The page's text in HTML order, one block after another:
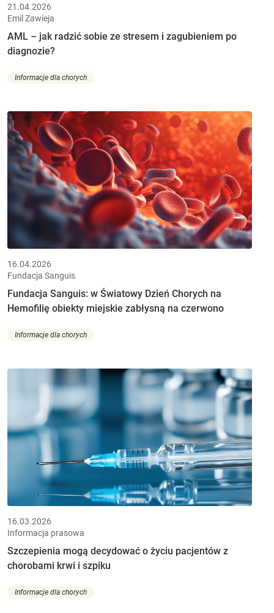
21.04.2026
Emil Zawieja
AML – jak radzić sobie ze stresem i zagubieniem po
diagnozie?
Informacje dla chorych
16.04.2026
Fundacja Sanguis
Fundacja Sanguis: w Światowy Dzień Chorych na
Hemofilię obiekty miejskie zabłysną na czerwono
Informacje dla chorych
16.03.2026
Informacja prasowa
Szczepienia mogą decydować o życiu pacjentów z
chorobami krwi i szpiku
Informacje dla chorych